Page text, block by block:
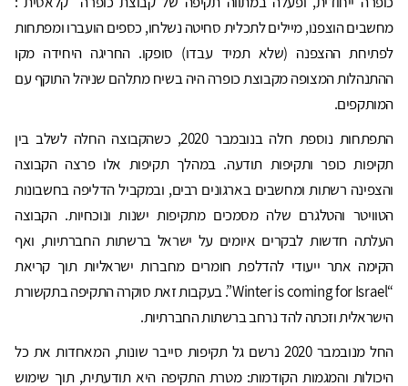
מחשבים הוצפנו, מיילים לתכלית סחיטה נשלחו, כספים הועברו ומפתחות
לפתיחת ההצפנה (שלא תמיד עבדו) סופקו. החריגה היחידה מקו
ההתנהלות המצופה מקבוצת כופרה היה בשיח מתלהם שניהל התוקף עם
המותקפים.
התפתחות נוספת חלה בנובמבר 2020, כשהקבוצה החלה לשלב בין
תקיפות כופר ותקיפות תודעה. במהלך תקיפות אלו פרצה הקבוצה
והצפינה רשתות ומחשבים בארגונים רבים, ובמקביל הדליפה בחשבונות
הטוויטר והטלגרם שלה מסמכים מתקיפות ישנות ונוכחיות. הקבוצה
העלתה חדשות לבקרים איומים על ישראל ברשתות החברתיות, ואף
הקימה אתר ייעודי להדלפת חומרים מחברות ישראליות תוך קריאת
“Winter is coming for Israel”. בעקבות זאת סוקרה התקיפה בתקשורת
הישראלית וזכתה להד נרחב ברשתות החברתיות.
החל מנובמבר 2020 נרשם גל תקיפות סייבר שונות, המאחדות את כל
היכולות והמגמות הקודמות: מטרת התקיפה היא תודעתית, תוך שימוש